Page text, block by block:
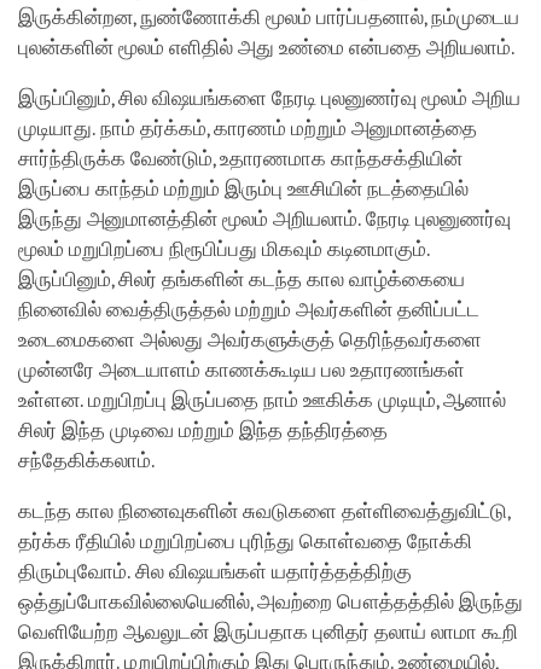
இருக்கின்றன, நுண்ணோக்கி மூலம் பார்ப்பதனால், நம்முடைய
புலன்களின் மூலம் எளிதில் அது உண்மை என்பதை அறியலாம்.
இருப்பினும், சில விஷயங்களை நேரடி புலனுணர்வு மூலம் அறிய
முடியாது. நாம் தர்க்கம், காரணம் மற்றும் அனுமானத்தை
சார்ந்திருக்க வேண்டும், உதாரணமாக காந்தசக்தியின்
இருப்பை காந்தம் மற்றும் இரும்பு ஊசியின் நடத்தையில்
இருந்து அனுமானத்தின் மூலம் அறியலாம். நேரடி புலனுணர்வு
மூலம் மறுபிறப்பை நிரூபிப்பது மிகவும் கடினமாகும்.
இருப்பினும், சிலர் தங்களின் கடந்த கால வாழ்க்கையை
நினைவில் வைத்திருத்தல் மற்றும் அவர்களின் தனிப்பட்ட
உடைமைகளை அல்லது அவர்களுக்குத் தெரிந்தவர்களை
முன்னரே அடையாளம் காணக்கூடிய பல உதாரணங்கள்
உள்ளன. மறுபிறப்பு இருப்பதை நாம் ஊகிக்க முடியும், ஆனால்
சிலர் இந்த முடிவை மற்றும் இந்த தந்திரத்தை
சந்தேகிக்கலாம்.
கடந்த கால நினைவுகளின் சுவடுகளை தள்ளிவைத்துவிட்டு,
தர்க்க ரீதியில் மறுபிறப்பை புரிந்து கொள்வதை நோக்கி
திரும்புவோம். சில விஷயங்கள் யதார்த்தத்திற்கு
ஒத்துப்போகவில்லையெனில், அவற்றை பௌத்தத்தில் இருந்து
வெளியேற்ற ஆவலுடன் இருப்பதாக புனிதர் தலாய் லாமா கூறி
இருக்கிறார். மறுபிறப்பிற்கும் இது பொருந்தும். உண்மையில்,